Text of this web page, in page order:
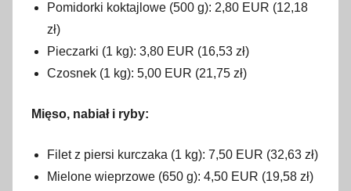
Pomidorki koktajlowe (500 g): 2,80 EUR (12,18
zł)
Pieczarki (1 kg): 3,80 EUR (16,53 zł)
Czosnek (1 kg): 5,00 EUR (21,75 zł)
Mięso, nabiał i ryby:
Filet z piersi kurczaka (1 kg): 7,50 EUR (32,63 zł)
Mielone wieprzowe (650 g): 4,50 EUR (19,58 zł)